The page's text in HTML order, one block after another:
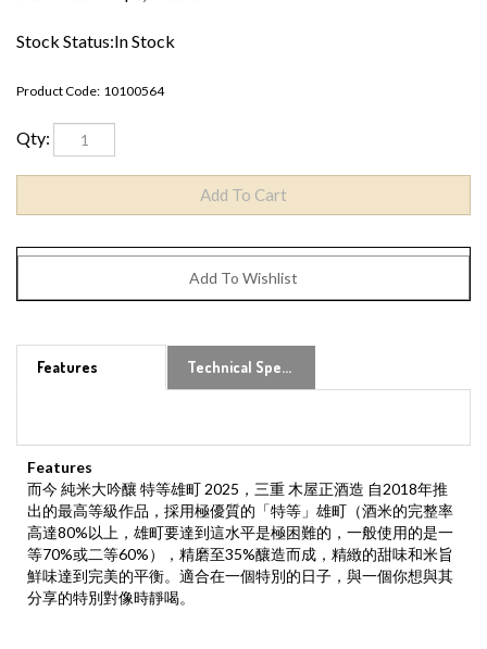
Stock Status:In Stock
Product Code: 10100564
Qty:
Features Technical Specs
Features
而今 純米大吟釀 特等雄町 2025，三重 木屋正酒造 自2018年推
出的最高等級作品，採用極優質的「特等」雄町（酒米的完整率
高達80%以上，雄町要達到這水平是極困難的，一般使用的是一
等70%或二等60%），精磨至35%釀造而成，精緻的甜味和米旨
鮮味達到完美的平衡。適合在一個特別的日子，與一個你想與其
分享的特別對像時靜喝。